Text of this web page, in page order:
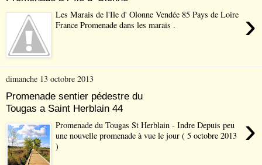
›
Les Marais de l'Ile d' Olonne Vendée 85 Pays de Loire
France Promenade dans les marais .
dimanche 13 octobre 2013
Promenade sentier pédestre du
Tougas a Saint Herblain 44
›
Promenade du Tougas St Herblain - Indre Depuis peu
une nouvelle promenade à vue le jour ( 5 octobre 2013
)